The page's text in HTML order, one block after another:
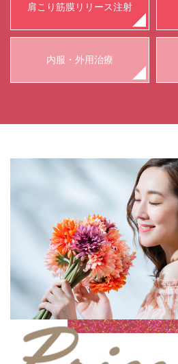
肩こり筋膜リリース注射
内服・外用治療